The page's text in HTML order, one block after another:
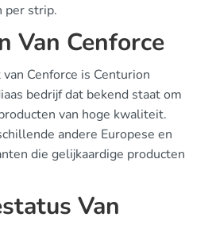
per strip.
Van Cenforce
Cenforce is Centurion
bedrijf dat bekend staat om
van hoge kwaliteit.
andere Europese en
die gelijkaardige producten
Van